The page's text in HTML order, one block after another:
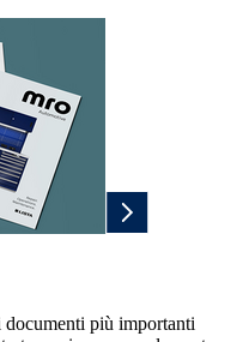
più importanti